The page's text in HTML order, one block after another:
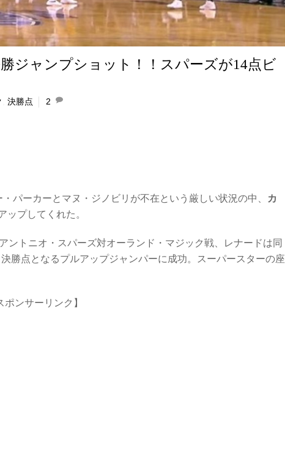
ジャンプショット！！スパーズが14点ビ
,決勝点 2
パーカーとマヌ・ジノビリが不在という厳しい状況の中、
カ
ップしてくれた。
ントニオ・スパーズ対オーランド・マジック戦、レナードは同
勝点となるプルアップジャンパーに成功。スーパースターの座
ポンサーリンク】